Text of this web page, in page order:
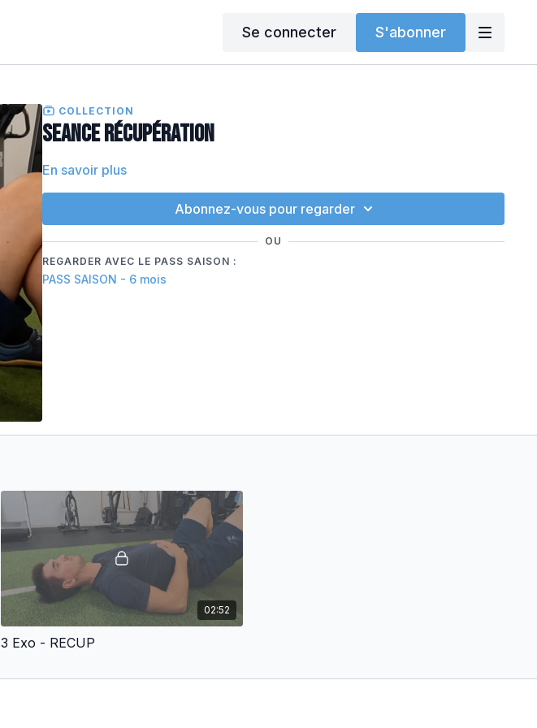
Se connecter S'abonner
COLLECTION
SEANCE RÉCUPÉRATION
En savoir plus
Abonnez-vous pour regarder
OU
REGARDER AVEC LE PASS SAISON :
PASS SAISON - 6 mois
02:52
3 Exo - RECUP